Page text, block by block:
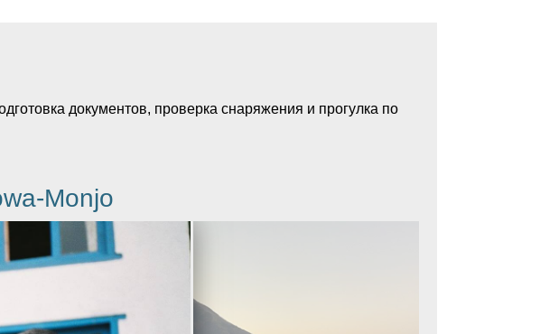
документов, проверка снаряжения и прогулка по
Monjo